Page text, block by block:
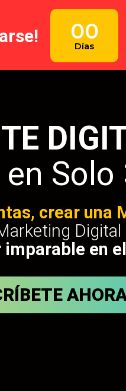
00
Días
Solo
crear una
imparable en